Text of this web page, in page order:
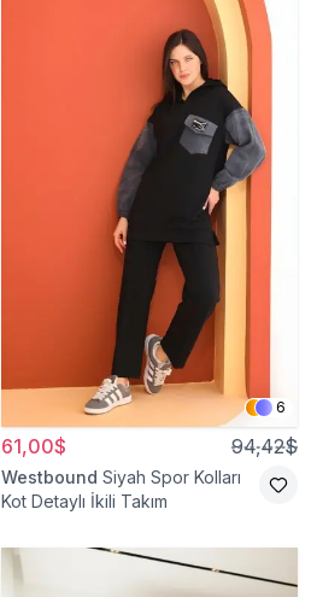
6
61,00$ 94,42$
Westbound Siyah Spor Kolları
Kot Detaylı İkili Takım